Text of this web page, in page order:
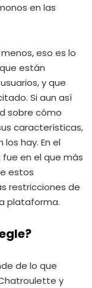
en las
eso es lo
están
y que
Si aun así
sobre cómo
características,
hay. En el
en el que más
estos
restricciones de
plataforma.
de lo que
y